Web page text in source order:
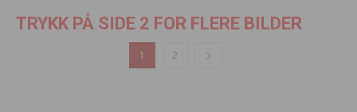
TRYKK PÅ SIDE 2 FOR FLERE BILDER
1 2